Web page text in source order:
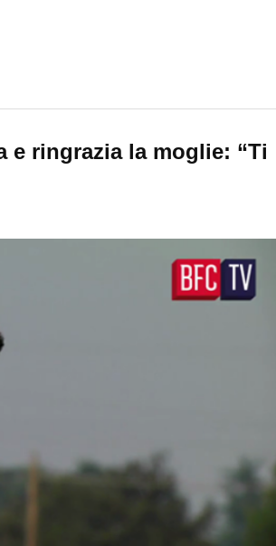
e ringrazia la moglie: “Ti